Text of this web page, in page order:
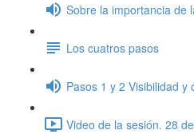
Sobre la importancia de
Los cuatros pasos
Pasos 1 y 2 Visibilidad y
Video de la sesión. 28